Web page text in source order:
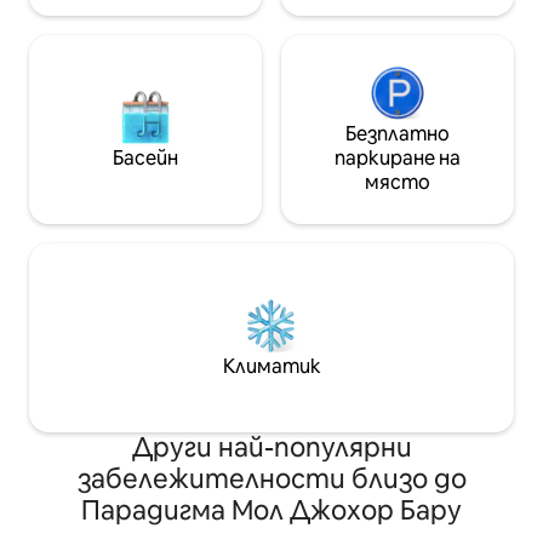
Басейн
Безплатно
паркиране на
място
Климатик
Други най-популярни
забележителности близо до
Парадигма Мол Джохор Бару